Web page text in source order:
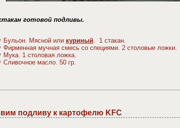
готовой подливы.
Бульон. Мясной или куриный . 1 стакан.
Фирменная мучная смесь со специями. 2 столовые ложки.
Мука. 1 столовая ложка.
Сливочное масло. 50 гр.
подливу к картофелю KFC